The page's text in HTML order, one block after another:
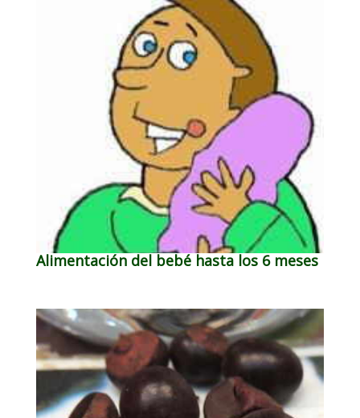
Alimentación del bebé hasta los 6 meses